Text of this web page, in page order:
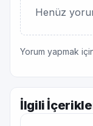
Henüz
Yorum yapmak
İlgili